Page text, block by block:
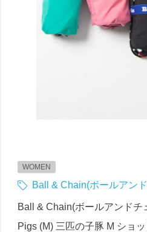
WOMEN
Ball & Chain(ボールアン
Ball & Chain(ボールアンドチ
Pigs (M) 三匹の子豚 M ショ